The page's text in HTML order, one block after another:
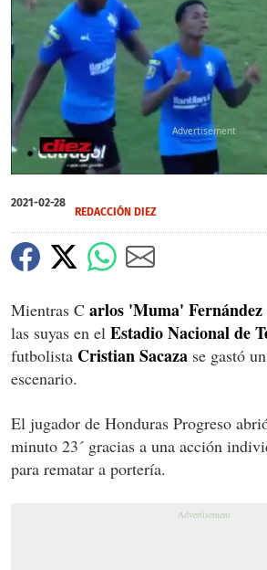
of
45
2021-02-28
REDACCIÓN DIEZ
Mientras C arlos 'Muma' Fernández
las suyas en el Estadio Nacional de
futbolista Cristian Sacaza se gastó
escenario.
El jugador de Honduras Progreso
minuto 23´ gracias a una acción
para rematar a portería.